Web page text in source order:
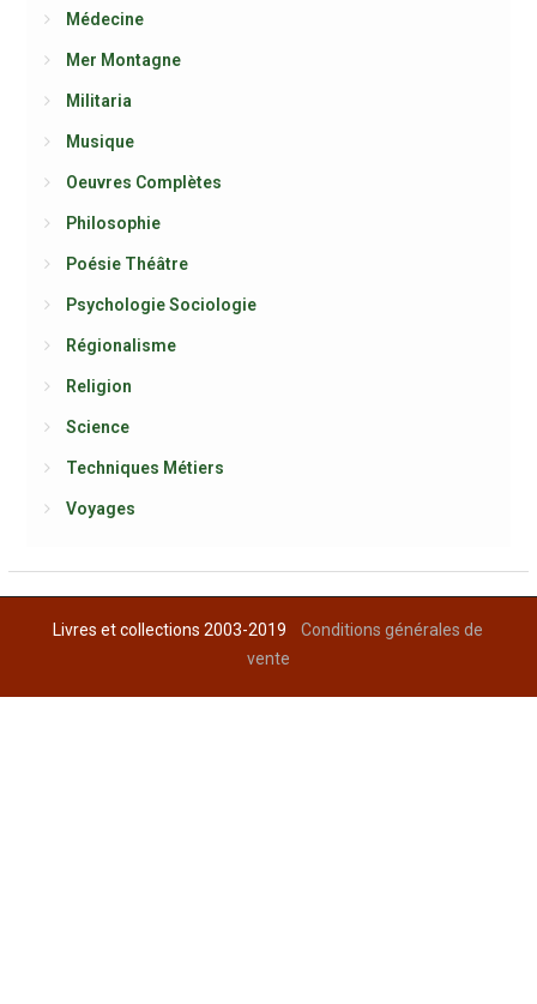
Médecine
Mer Montagne
Militaria
Musique
Oeuvres Complètes
Philosophie
Poésie Théâtre
Psychologie Sociologie
Régionalisme
Religion
Science
Techniques Métiers
Voyages
Livres et collections 2003-2019Conditions générales de
vente